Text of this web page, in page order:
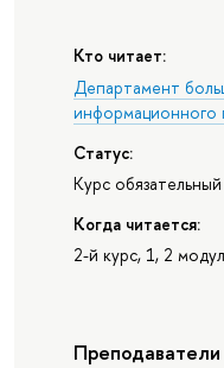
Кто читает:
Департамент
информационного
Статус:
Курс обязательный
Когда читается:
2-й курс, 1, 2
Преподаватели